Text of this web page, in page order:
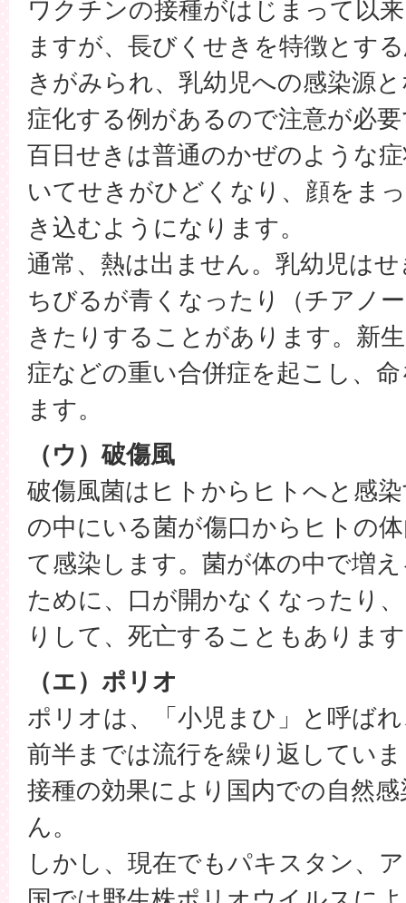
ワクチンの接種がはじまって以
ますが、長びくせきを特徴とす
きがみられ、乳幼児への感染源
症化する例があるので注意が必
百日せきは普通のかぜのような
いてせきがひどくなり、顔をま
き込むようになります。
通常、熱は出ません。乳幼児は
ちびるが青くなったり（チアノ
きたりすることがあります。新
症などの重い合併症を起こし、
ます。
（ウ）破傷風
破傷風菌はヒトからヒトへと感
の中にいる菌が傷口からヒトの
て感染します。菌が体の中で増
ために、口が開かなくなったり
りして、死亡することもありま
（エ）ポリオ
ポリオは、「小児まひ」と呼ば
前半までは流行を繰り返してい
接種の効果により国内での自然
ん。
しかし、現在でもパキスタン、